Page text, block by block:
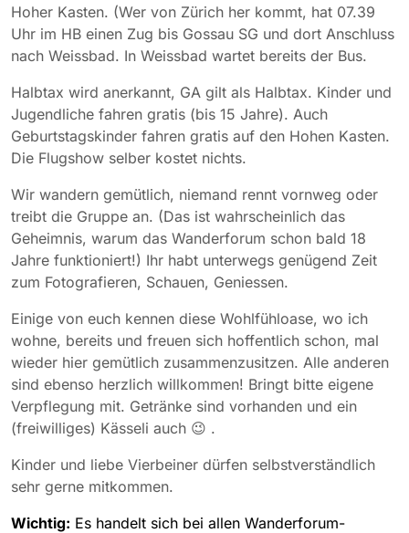
Hoher Kasten. (Wer von Zürich her kommt, hat 07.39
Uhr im HB einen Zug bis Gossau SG und dort Anschluss
nach Weissbad. In Weissbad wartet bereits der Bus.
Halbtax wird anerkannt, GA gilt als Halbtax. Kinder und
Jugendliche fahren gratis (bis 15 Jahre). Auch
Geburtstagskinder fahren gratis auf den Hohen Kasten.
Die Flugshow selber kostet nichts.
Wir wandern gemütlich, niemand rennt vornweg oder
treibt die Gruppe an. (Das ist wahrscheinlich das
Geheimnis, warum das Wanderforum schon bald 18
Jahre funktioniert!) Ihr habt unterwegs genügend Zeit
zum Fotografieren, Schauen, Geniessen.
Einige von euch kennen diese Wohlfühloase, wo ich
wohne, bereits und freuen sich hoffentlich schon, mal
wieder hier gemütlich zusammenzusitzen. Alle anderen
sind ebenso herzlich willkommen! Bringt bitte eigene
Verpflegung mit. Getränke sind vorhanden und ein
(freiwilliges) Kässeli auch 😉 .
Kinder und liebe Vierbeiner dürfen selbstverständlich
sehr gerne mitkommen.
Wichtig: Es handelt sich bei allen Wanderforum-